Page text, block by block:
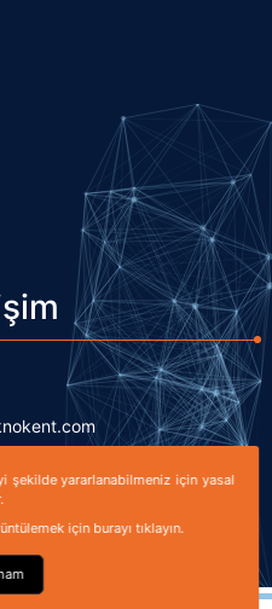
Caddesi No: 7/2 (B Blok)
şekilde yararlanabilmeniz için yasal
için burayı tıklayın.